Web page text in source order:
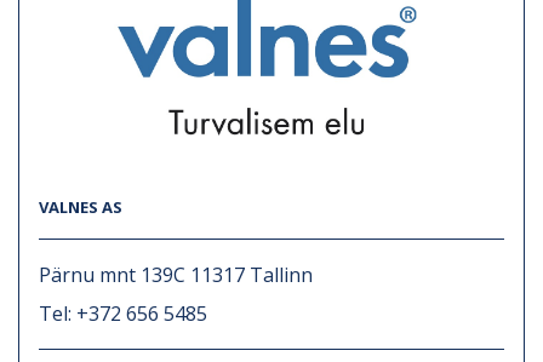
VALNES AS
Pärnu mnt 139C 11317 Tallinn
Tel: +372 656 5485